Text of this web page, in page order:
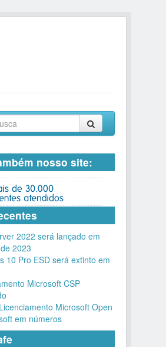
nosso site:
2022 será lançado em
2023
10 Pro ESD será extinto em
Microsoft CSP
Microsoft Open
em números